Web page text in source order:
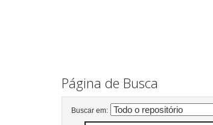
Página de Busca
Buscar em: